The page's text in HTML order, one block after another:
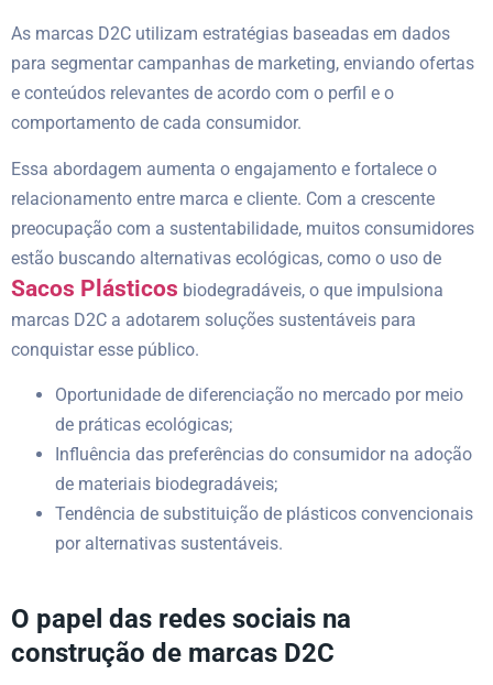
As marcas D2C utilizam estratégias baseadas em dados
para segmentar campanhas de marketing, enviando ofertas
e conteúdos relevantes de acordo com o perfil e o
comportamento de cada consumidor.
Essa abordagem aumenta o engajamento e fortalece o
relacionamento entre marca e cliente. Com a crescente
preocupação com a sustentabilidade, muitos consumidores
estão buscando alternativas ecológicas, como o uso de
Sacos Plásticos biodegradáveis, o que impulsiona
marcas D2C a adotarem soluções sustentáveis para
conquistar esse público.
Oportunidade de diferenciação no mercado por meio
de práticas ecológicas;
Influência das preferências do consumidor na adoção
de materiais biodegradáveis;
Tendência de substituição de plásticos convencionais
por alternativas sustentáveis.
O papel das redes sociais na
construção de marcas D2C